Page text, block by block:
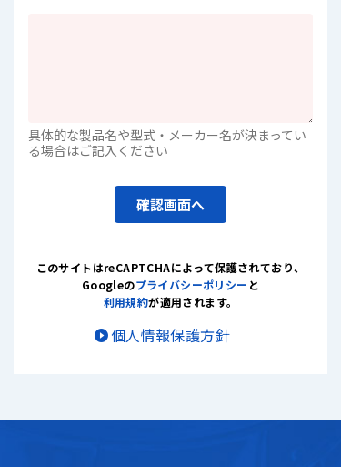
具体的な製品名や型式・メーカー名が決まってい
る場合はご記入ください
確認画面へ
このサイトはreCAPTCHAによって保護されており、
Googleのプライバシーポリシー と
利用規約が適用されます。
個人情報保護方針